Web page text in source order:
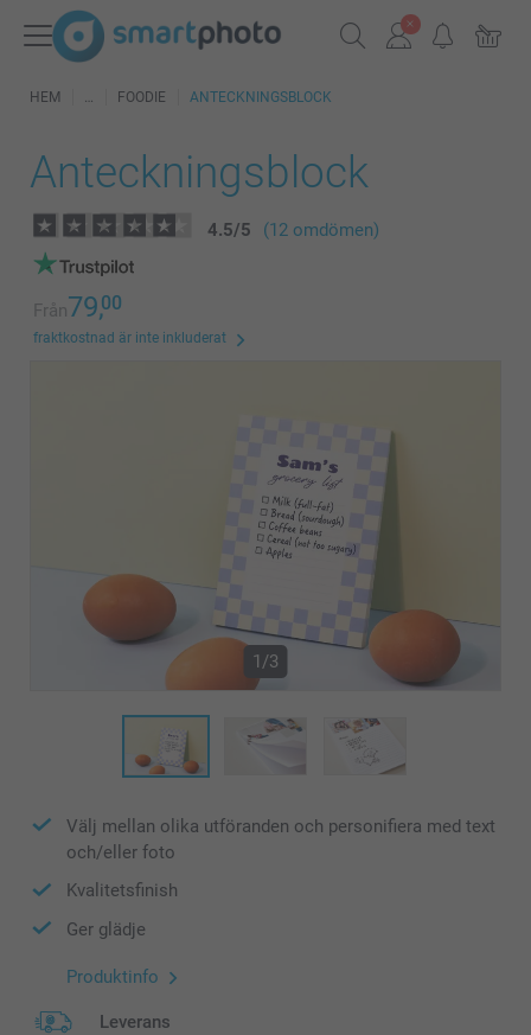
HEM FOODIE ANTECKNINGSBLOCK
Anteckningsblock
4.5/5 (12 omdömen)
Från79,00
fraktkostnad är inte inkluderat
1/3
Välj mellan olika utföranden och personifiera med text
och/eller foto
Kvalitetsfinish
Ger glädje
Produktinfo
Leverans